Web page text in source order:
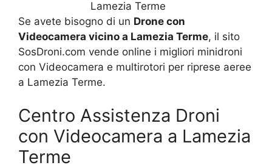
Se avete bisogno di un Drone con
Videocamera vicino a Lamezia Terme, il sito
SosDroni.com vende online i migliori minidroni
con Videocamera e multirotori per riprese aeree
a Lamezia Terme.
Centro Assistenza Droni
con Videocamera a Lamezia
Terme